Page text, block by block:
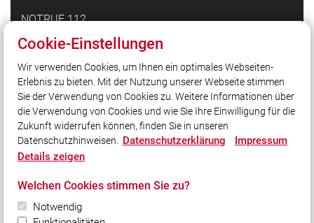
NOTRUF 112
Quicklinks
Feuerwehr Mattarello
Pressefotografie24
Social Media
Bleiben Sie mit uns in Kontakt und vernetzen Sie sich
mit uns!
Cookie-Einstellungen
Wir verwenden Cookies, um Ihnen ein optimales Webseiten-
Erlebnis zu bieten. Mit der Nutzung unserer Webseite stimmen
Sie der Verwendung von Cookies zu. Weitere Informationen über
die Verwendung von Cookies und wie Sie Ihre Einwilligung für die
Zukunft widerrufen können, finden Sie in unseren
Datenschutzhinweisen. Datenschutzerklärung
Impressum
Details zeigen
Welchen Cookies stimmen Sie zu?
Notwendig